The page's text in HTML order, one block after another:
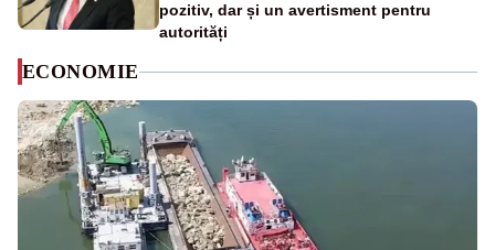
pozitiv, dar și un avertisment pentru
autorități
ECONOMIE